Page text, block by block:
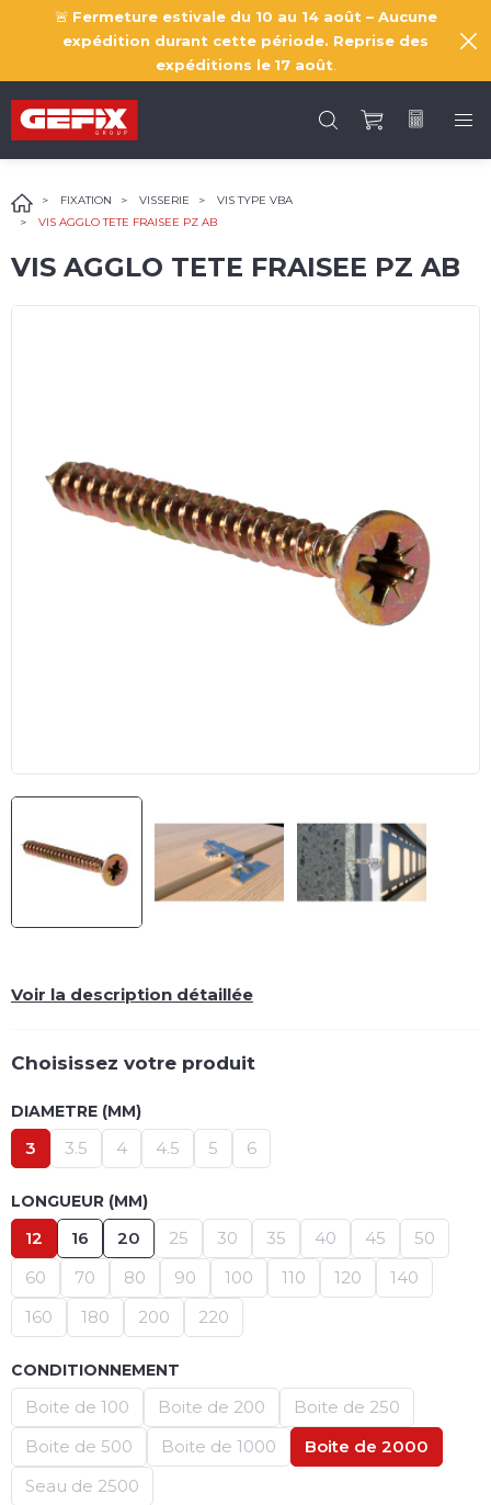
🚨 Fermeture estivale du 10 au 14 août – Aucune
expédition durant cette période. Reprise des
expéditions le 17 août
FIXATION VISSERIE
VIS TYPE VBA
VIS AGGLO TETE FRAISEE PZ AB
VIS AGGLO TETE FRAISEE PZ AB
Voir la description détaillée
Choisissez votre produit
DIAMETRE (MM)
3 3.5 4 4.5 5 6
LONGUEUR (MM)
12 16 20 25 30 35 40 45
50
60
70 80 90 100 110 120
140
160
180 200 220
CONDITIONNEMENT
Boite de 100 Boite de 200
Boite de 250
Boite de 500
Boite de 1000
Boite de 2000
Seau de 2500